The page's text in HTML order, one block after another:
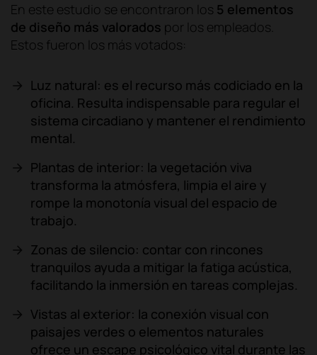
En este estudio se encontraron los 5 elementos
de diseño más valorados por los empleados.
Estos fueron los más votados:​
Luz natural: es el recurso más codiciado en la
oficina. Resulta indispensable para regular el
sistema circadiano y mantener el rendimiento
mental.
Plantas de interior: la vegetación viva
transforma la atmósfera, limpia el aire y
rompe la monotonía visual del espacio de
trabajo.
Zonas de silencio: contar con rincones
tranquilos ayuda a mitigar la fatiga acústica,
facilitando la inmersión en tareas complejas.
Vistas al exterior: la conexión visual con
paisajes verdes o elementos naturales
ofrece un escape psicológico vital durante las